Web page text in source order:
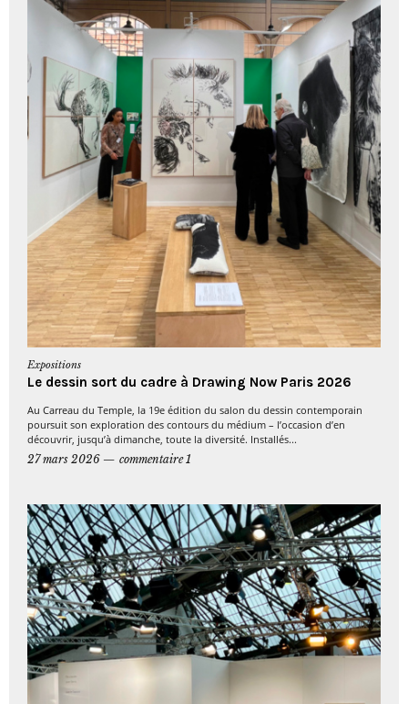
Expositions
Le dessin sort du cadre à Drawing Now Paris 2026
Au Carreau du Temple, la 19e édition du salon du dessin contemporain
poursuit son exploration des contours du médium – l’occasion d’en
découvrir, jusqu’à dimanche, toute la diversité. Installés...
27 mars 2026
commentaire 1